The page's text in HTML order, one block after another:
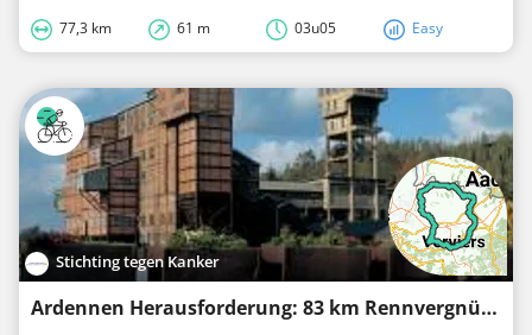
77,3 km 61 m 03u05 Easy
Stichting tegen Kanker
Ardennen Herausforderung: 83 km Rennvergnügen